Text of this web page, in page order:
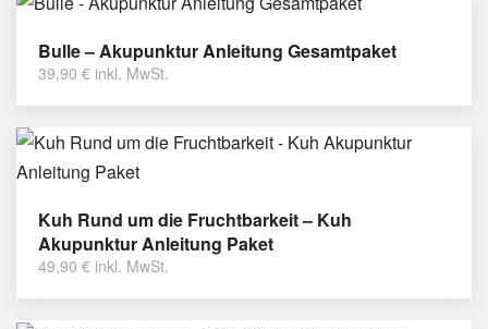
Bulle – Akupunktur Anleitung Gesamtpaket
39,90 € inkl. MwSt.
Kuh Rund um die Fruchtbarkeit – Kuh
Akupunktur Anleitung Paket
49,90 € inkl. MwSt.